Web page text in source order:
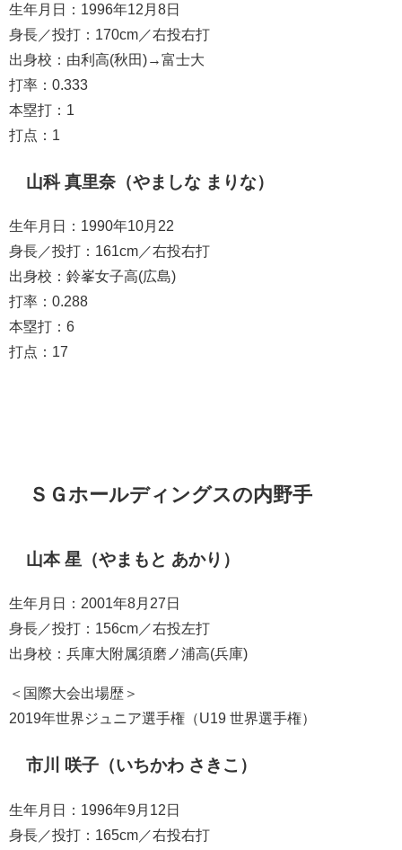
生年月日：1996年12月8日
身長／投打：170cm／右投右打
出身校：由利高(秋田)→富士大
打率：0.333
本塁打：1
打点：1
山科 真里奈（やましな まりな）
生年月日：1990年10月22
身長／投打：161cm／右投右打
出身校：鈴峯女子高(広島)
打率：0.288
本塁打：6
打点：17
ＳＧホールディングスの内野手
山本 星（やまもと あかり）
生年月日：2001年8月27日
身長／投打：156cm／右投左打
出身校：兵庫大附属須磨ノ浦高(兵庫)
＜国際大会出場歴＞
2019年世界ジュニア選手権（U19 世界選手権）
市川 咲子（いちかわ さきこ）
生年月日：1996年9月12日
身長／投打：165cm／右投右打